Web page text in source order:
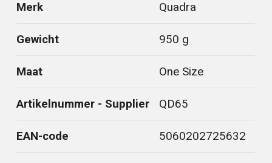
Merk Quadra
Gewicht 950 g
Maat One Size
Artikelnummer - Supplier QD65
EAN-code 5060202725632